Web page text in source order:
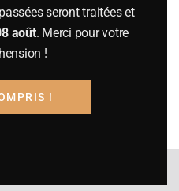
,VINS ROUGES (France)
de 3 bouteilles
seront traitées et
août. Merci pour votre
!
!